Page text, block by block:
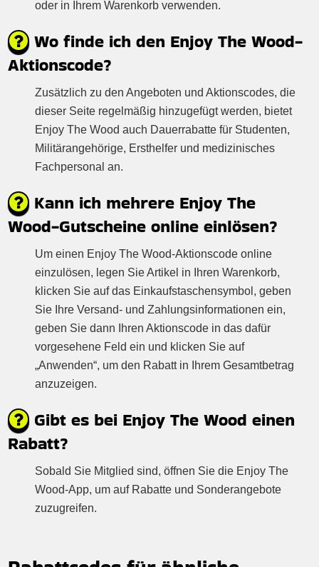
oder in Ihrem Warenkorb verwenden.
Wo finde ich den Enjoy The Wood-
Aktionscode?
Zusätzlich zu den Angeboten und Aktionscodes, die
dieser Seite regelmäßig hinzugefügt werden, bietet
Enjoy The Wood auch Dauerrabatte für Studenten,
Militärangehörige, Ersthelfer und medizinisches
Fachpersonal an.
Kann ich mehrere Enjoy The
Wood-Gutscheine online einlösen?
Um einen Enjoy The Wood-Aktionscode online
einzulösen, legen Sie Artikel in Ihren Warenkorb,
klicken Sie auf das Einkaufstaschensymbol, geben
Sie Ihre Versand- und Zahlungsinformationen ein,
geben Sie dann Ihren Aktionscode in das dafür
vorgesehene Feld ein und klicken Sie auf
„Anwenden“, um den Rabatt in Ihrem Gesamtbetrag
anzuzeigen.
Gibt es bei Enjoy The Wood einen
Rabatt?
Sobald Sie Mitglied sind, öffnen Sie die Enjoy The
Wood-App, um auf Rabatte und Sonderangebote
zuzugreifen.